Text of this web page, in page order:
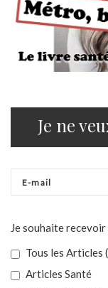
Je ne
Je souhaite
Tous les Articles
Articles Santé